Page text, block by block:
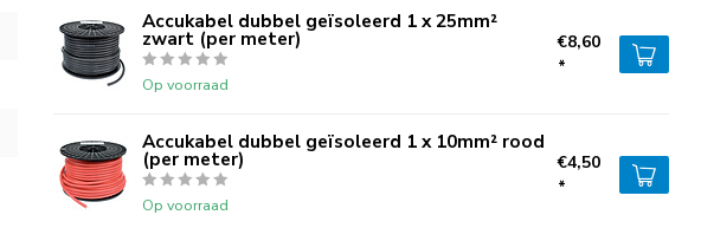
Accukabel dubbel geïsoleerd 1 x 25mm²
zwart (per meter)
Op voorraad
€8,60
*
Accukabel dubbel geïsoleerd 1 x 10mm² rood
(per meter)
Op voorraad
€4,50
*